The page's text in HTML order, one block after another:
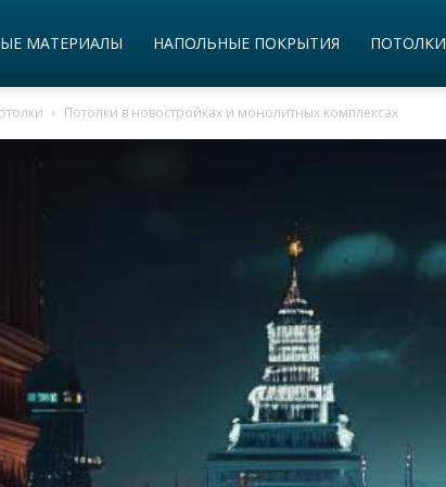
МАТЕРИАЛЫ НАПОЛЬНЫЕ ПОКРЫТИЯ ПОТОЛКИ
Потолки в новостройках и монолитных комплексах